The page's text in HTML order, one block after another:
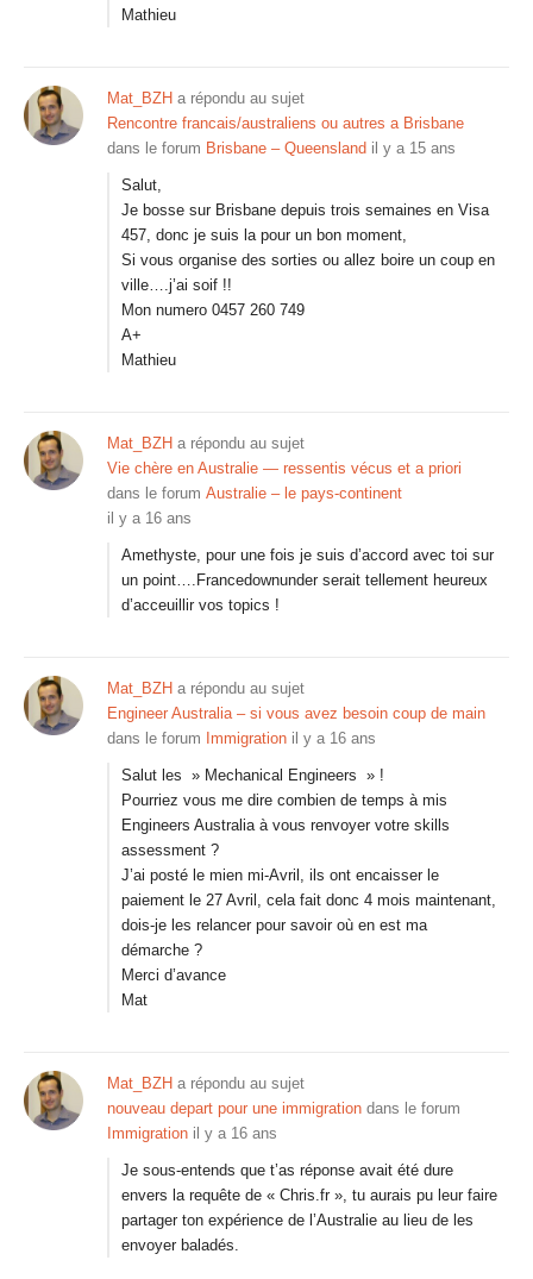
Mathieu
Mat_BZH a répondu au sujet
Rencontre francais/australiens ou autres a Brisbane
dans le forum Brisbane – Queensland il y a 15 ans
Salut,
Je bosse sur Brisbane depuis trois semaines en Visa
457, donc je suis la pour un bon moment,
Si vous organise des sorties ou allez boire un coup en
ville….j’ai soif !!
Mon numero 0457 260 749
A+
Mathieu
Mat_BZH a répondu au sujet
Vie chère en Australie — ressentis vécus et a priori
dans le forum Australie – le pays-continent
il y a 16 ans
Amethyste, pour une fois je suis d’accord avec toi sur
un point….Francedownunder serait tellement heureux
d’acceuillir vos topics !
Mat_BZH a répondu au sujet
Engineer Australia – si vous avez besoin coup de main
dans le forum Immigration il y a 16 ans
Salut les » Mechanical Engineers » !
Pourriez vous me dire combien de temps à mis
Engineers Australia à vous renvoyer votre skills
assessment ?
J’ai posté le mien mi-Avril, ils ont encaisser le
paiement le 27 Avril, cela fait donc 4 mois maintenant,
dois-je les relancer pour savoir où en est ma
démarche ?
Merci d’avance
Mat
Mat_BZH a répondu au sujet
nouveau depart pour une immigration dans le forum
Immigration il y a 16 ans
Je sous-entends que t’as réponse avait été dure
envers la requête de « Chris.fr », tu aurais pu leur faire
partager ton expérience de l’Australie au lieu de les
envoyer baladés.